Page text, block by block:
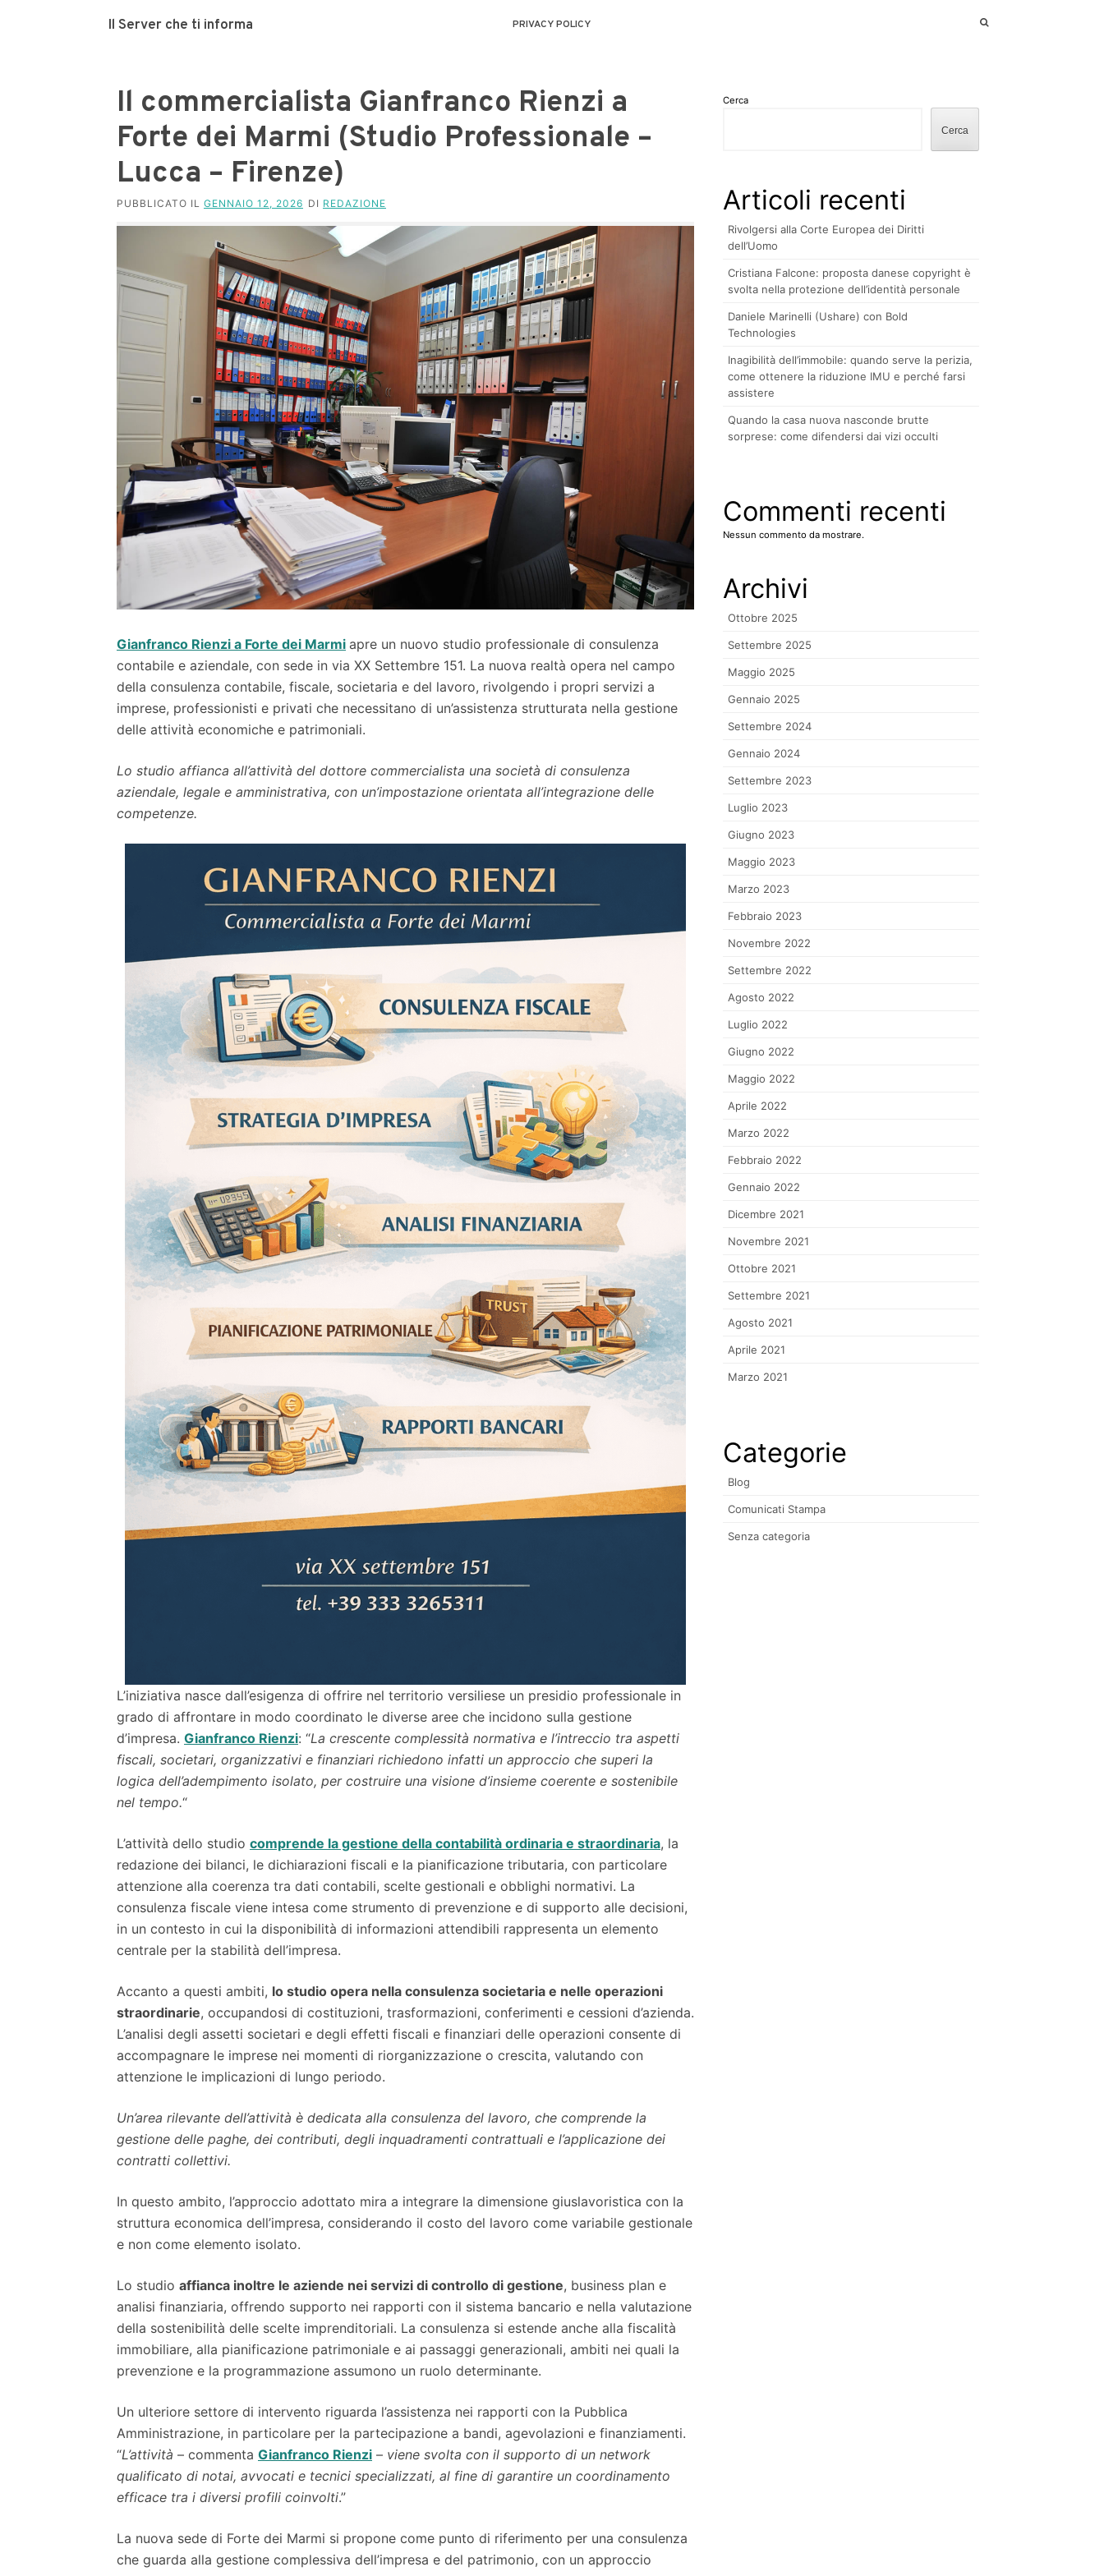
Il Server che ti informa PRIVACY POLICY
Il commercialista Gianfranco Rienzi a
Forte dei Marmi (Studio Professionale –
Lucca – Firenze)
PUBBLICATO IL GENNAIO 12, 2026 DI REDAZIONE
Gianfranco Rienzi a Forte dei Marmi apre un nuovo studio professionale di consulenza
contabile e aziendale, con sede in via XX Settembre 151. La nuova realtà opera nel campo
della consulenza contabile, fiscale, societaria e del lavoro, rivolgendo i propri servizi a
imprese, professionisti e privati che necessitano di un’assistenza strutturata nella gestione
delle attività economiche e patrimoniali.
Lo studio affianca all’attività del dottore commercialista una società di consulenza
aziendale, legale e amministrativa, con un’impostazione orientata all’integrazione delle
competenze.
L’iniziativa nasce dall’esigenza di offrire nel territorio versiliese un presidio professionale in
grado di affrontare in modo coordinato le diverse aree che incidono sulla gestione
d’impresa. Gianfranco Rienzi: “La crescente complessità normativa e l’intreccio tra aspetti
fiscali, societari, organizzativi e finanziari richiedono infatti un approccio che superi la
logica dell’adempimento isolato, per costruire una visione d’insieme coerente e sostenibile
nel tempo.“
L’attività dello studio comprende la gestione della contabilità ordinaria e straordinaria, la
redazione dei bilanci, le dichiarazioni fiscali e la pianificazione tributaria, con particolare
attenzione alla coerenza tra dati contabili, scelte gestionali e obblighi normativi. La
consulenza fiscale viene intesa come strumento di prevenzione e di supporto alle decisioni,
in un contesto in cui la disponibilità di informazioni attendibili rappresenta un elemento
centrale per la stabilità dell’impresa.
Accanto a questi ambiti, lo studio opera nella consulenza societaria e nelle operazioni
straordinarie, occupandosi di costituzioni, trasformazioni, conferimenti e cessioni d’azienda.
L’analisi degli assetti societari e degli effetti fiscali e finanziari delle operazioni consente di
accompagnare le imprese nei momenti di riorganizzazione o crescita, valutando con
attenzione le implicazioni di lungo periodo.
Un’area rilevante dell’attività è dedicata alla consulenza del lavoro, che comprende la
gestione delle paghe, dei contributi, degli inquadramenti contrattuali e l’applicazione dei
contratti collettivi.
In questo ambito, l’approccio adottato mira a integrare la dimensione giuslavoristica con la
struttura economica dell’impresa, considerando il costo del lavoro come variabile gestionale
e non come elemento isolato.
Lo studio affianca inoltre le aziende nei servizi di controllo di gestione, business plan e
analisi finanziaria, offrendo supporto nei rapporti con il sistema bancario e nella valutazione
della sostenibilità delle scelte imprenditoriali. La consulenza si estende anche alla fiscalità
immobiliare, alla pianificazione patrimoniale e ai passaggi generazionali, ambiti nei quali la
prevenzione e la programmazione assumono un ruolo determinante.
Un ulteriore settore di intervento riguarda l’assistenza nei rapporti con la Pubblica
Amministrazione, in particolare per la partecipazione a bandi, agevolazioni e finanziamenti.
“L’attività – commenta Gianfranco Rienzi – viene svolta con il supporto di un network
qualificato di notai, avvocati e tecnici specializzati, al fine di garantire un coordinamento
efficace tra i diversi profili coinvolti.”
La nuova sede di Forte dei Marmi si propone come punto di riferimento per una consulenza
che guarda alla gestione complessiva dell’impresa e del patrimonio, con un approccio
Cerca
Cerca
Articoli recenti
Rivolgersi alla Corte Europea dei Diritti
dell’Uomo
Cristiana Falcone: proposta danese copyright è
svolta nella protezione dell’identità personale
Daniele Marinelli (Ushare) con Bold
Technologies
Inagibilità dell’immobile: quando serve la perizia,
come ottenere la riduzione IMU e perché farsi
assistere
Quando la casa nuova nasconde brutte
sorprese: come difendersi dai vizi occulti
Commenti recenti
Nessun commento da mostrare.
Archivi
Ottobre 2025
Settembre 2025
Maggio 2025
Gennaio 2025
Settembre 2024
Gennaio 2024
Settembre 2023
Luglio 2023
Giugno 2023
Maggio 2023
Marzo 2023
Febbraio 2023
Novembre 2022
Settembre 2022
Agosto 2022
Luglio 2022
Giugno 2022
Maggio 2022
Aprile 2022
Marzo 2022
Febbraio 2022
Gennaio 2022
Dicembre 2021
Novembre 2021
Ottobre 2021
Settembre 2021
Agosto 2021
Aprile 2021
Marzo 2021
Categorie
Blog
Comunicati Stampa
Senza categoria